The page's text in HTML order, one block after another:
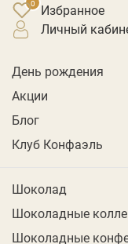
Избранное
личный
День рождения
Акции
Блог
Клуб Конфаэль
Шоколад
Шоколадные
Шоколадные